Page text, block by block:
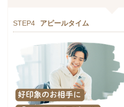
STEP4 アピールタイム